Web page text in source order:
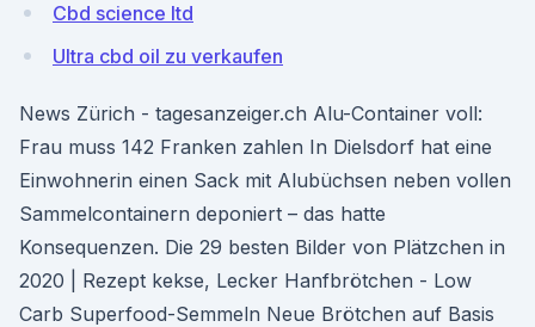
Cbd science ltd
Ultra cbd oil zu verkaufen
News Zürich - tagesanzeiger.ch Alu-Container voll:
Frau muss 142 Franken zahlen In Dielsdorf hat eine
Einwohnerin einen Sack mit Alubüchsen neben vollen
Sammelcontainern deponiert – das hatte
Konsequenzen. Die 29 besten Bilder von Plätzchen in
2020 | Rezept kekse, Lecker Hanfbrötchen - Low
Carb Superfood-Semmeln Neue Brötchen auf Basis